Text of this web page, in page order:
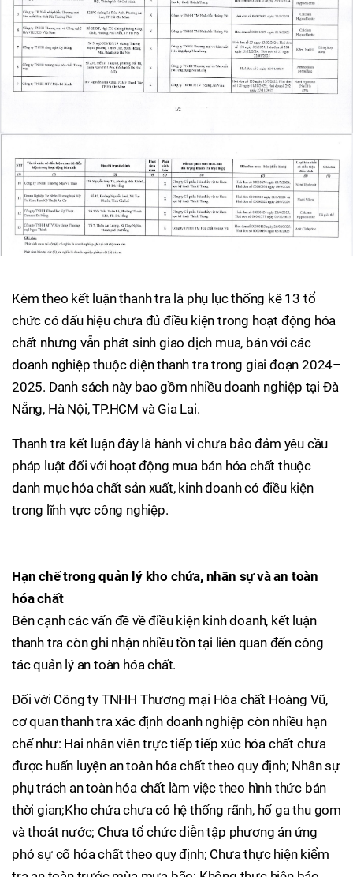
Kèm theo kết luận thanh tra là phụ lục thống kê 13 tổ
chức có dấu hiệu chưa đủ điều kiện trong hoạt động hóa
chất nhưng vẫn phát sinh giao dịch mua, bán với các
doanh nghiệp thuộc diện thanh tra trong giai đoạn 2024–
2025. Danh sách này bao gồm nhiều doanh nghiệp tại Đà
Nẵng, Hà Nội, TP.HCM và Gia Lai.
Thanh tra kết luận đây là hành vi chưa bảo đảm yêu cầu
pháp luật đối với hoạt động mua bán hóa chất thuộc
danh mục hóa chất sản xuất, kinh doanh có điều kiện
trong lĩnh vực công nghiệp.
Hạn chế trong quản lý kho chứa, nhân sự và an toàn
hóa chất
Bên cạnh các vấn đề về điều kiện kinh doanh, kết luận
thanh tra còn ghi nhận nhiều tồn tại liên quan đến công
tác quản lý an toàn hóa chất.
Đối với Công ty TNHH Thương mại Hóa chất Hoàng Vũ,
cơ quan thanh tra xác định doanh nghiệp còn nhiều hạn
chế như: Hai nhân viên trực tiếp tiếp xúc hóa chất chưa
được huấn luyện an toàn hóa chất theo quy định; Nhân sự
phụ trách an toàn hóa chất làm việc theo hình thức bán
thời gian;Kho chứa chưa có hệ thống rãnh, hố ga thu gom
và thoát nước; Chưa tổ chức diễn tập phương án ứng
phó sự cố hóa chất theo quy định; Chưa thực hiện kiểm